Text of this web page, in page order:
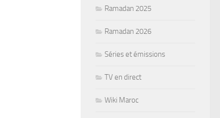
Ramadan 2025
Ramadan 2026
Séries et émissions
TV en direct
Wiki Maroc